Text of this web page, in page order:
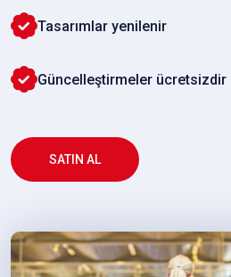
Tasarımlar yenilenir
Güncelleştirmeler ücretsizdir
SATIN AL